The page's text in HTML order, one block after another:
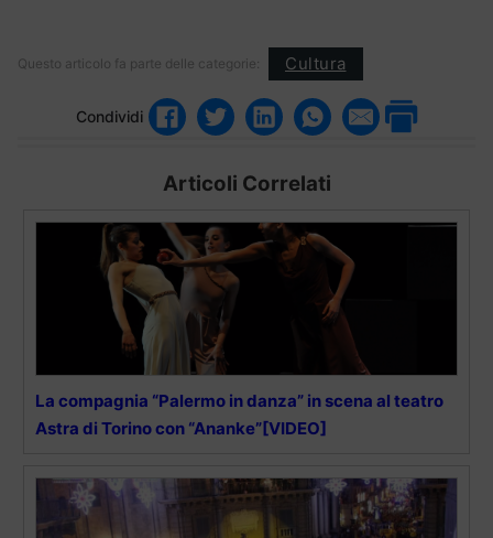
Questo articolo fa parte delle categorie: Cultura
Condividi
Articoli Correlati
La compagnia “Palermo in danza” in scena al teatro
Astra di Torino con “Ananke”[VIDEO]